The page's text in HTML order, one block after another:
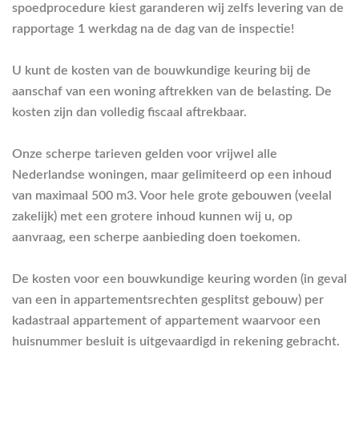
spoedprocedure kiest garanderen wij zelfs levering van de
rapportage 1 werkdag na de dag van de inspectie!
U kunt de kosten van de bouwkundige keuring bij de
aanschaf van een woning aftrekken van de belasting. De
kosten zijn dan volledig fiscaal aftrekbaar.
Onze scherpe tarieven gelden voor vrijwel alle
Nederlandse woningen, maar gelimiteerd op een inhoud
van maximaal 500 m3. Voor hele grote gebouwen (veelal
zakelijk) met een grotere inhoud kunnen wij u, op
aanvraag, een scherpe aanbieding doen toekomen.
De kosten voor een bouwkundige keuring worden (in geval
van een in appartementsrechten gesplitst gebouw) per
kadastraal appartement of appartement waarvoor een
huisnummer besluit is uitgevaardigd in rekening gebracht.